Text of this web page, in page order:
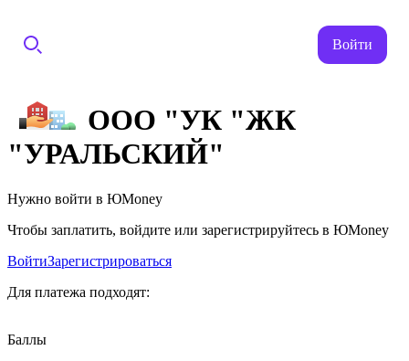
Войти
ООО "УК "ЖК
"УРАЛЬСКИЙ"
Нужно войти в ЮMoney
Чтобы заплатить, войдите или зарегистрируйтесь в ЮMoney
ВойтиЗарегистрироваться
Для платежа подходят:
Баллы